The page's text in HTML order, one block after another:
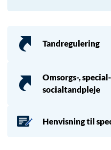
Tandregulering
Omsorgs-,
socialtandpleje
Henvisning til